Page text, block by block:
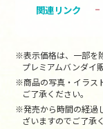
関連リンク
※表示価格は、一部を
プレミアムバンダイ
※商品の写真・イラス
ご了承ください。
※発売から時間の経過
ざいますのでご了承